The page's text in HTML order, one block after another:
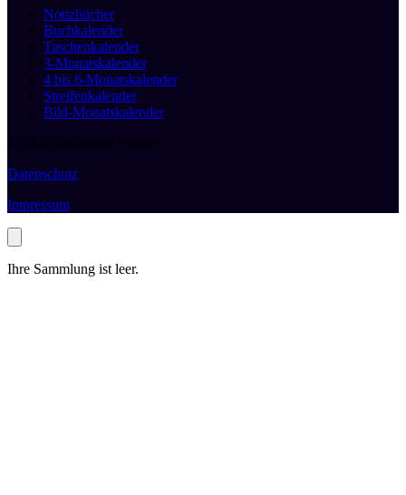
Notizbücher
Buchkalender
Taschenkalender
3-Monatskalender
4 bis 6-Monatskalender
Streifenkalender
Bild-Monatskalender
© 2026 druckhaus boeken
Datenschutz
Impressum
Ihre Sammlung ist leer.